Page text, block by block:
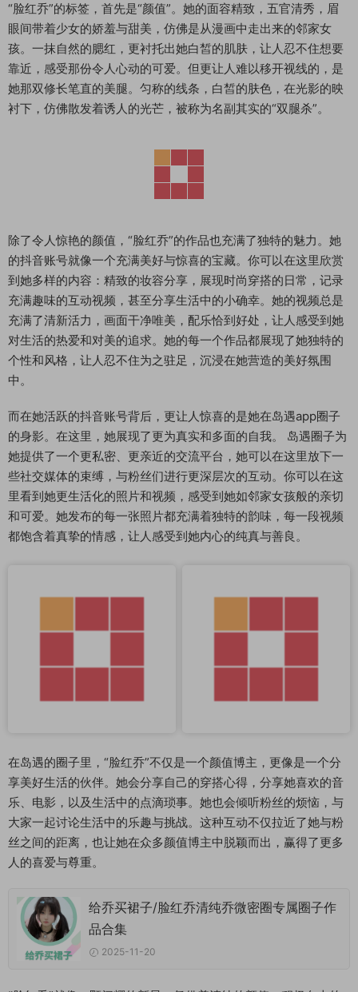
“脸红乔”的标签，首先是“颜值”。她的面容精致，五官清秀，眉
眼间带着少女的娇羞与甜美，仿佛是从漫画中走出来的邻家女
孩。一抹自然的腮红，更衬托出她白皙的肌肤，让人忍不住想要
靠近，感受那份令人心动的可爱。但更让人难以移开视线的，是
她那双修长笔直的美腿。匀称的线条，白皙的肤色，在光影的映
衬下，仿佛散发着诱人的光芒，被称为名副其实的“双腿杀”。
除了令人惊艳的颜值，“脸红乔”的作品也充满了独特的魅力。她
的抖音账号就像一个充满美好与惊喜的宝藏。你可以在这里欣赏
到她多样的内容：精致的妆容分享，展现时尚穿搭的日常，记录
充满趣味的互动视频，甚至分享生活中的小确幸。她的视频总是
充满了清新活力，画面干净唯美，配乐恰到好处，让人感受到她
对生活的热爱和对美的追求。她的每一个作品都展现了她独特的
个性和风格，让人忍不住为之驻足，沉浸在她营造的美好氛围
中。
而在她活跃的抖音账号背后，更让人惊喜的是她在岛遇app圈子
的身影。在这里，她展现了更为真实和多面的自我。 岛遇圈子为
她提供了一个更私密、更亲近的交流平台，她可以在这里放下一
些社交媒体的束缚，与粉丝们进行更深层次的互动。你可以在这
里看到她更生活化的照片和视频，感受到她如邻家女孩般的亲切
和可爱。她发布的每一张照片都充满着独特的韵味，每一段视频
都饱含着真挚的情感，让人感受到她内心的纯真与善良。
在岛遇的圈子里，“脸红乔”不仅是一个颜值博主，更像是一个分
享美好生活的伙伴。她会分享自己的穿搭心得，分享她喜欢的音
乐、电影，以及生活中的点滴琐事。她也会倾听粉丝的烦恼，与
大家一起讨论生活中的乐趣与挑战。这种互动不仅拉近了她与粉
丝之间的距离，也让她在众多颜值博主中脱颖而出，赢得了更多
人的喜爱与尊重。
给乔买裙子/脸红乔清纯乔微密圈专属圈子作
品合集
2025-11-20